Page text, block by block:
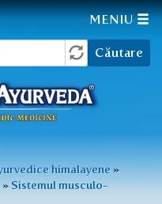
Căutare
MENIU
himalayene »
» Sistemul musculo-